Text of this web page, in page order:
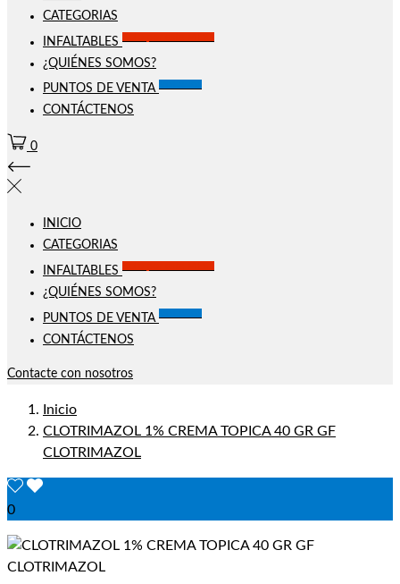
CATEGORIAS
INFALTABLES
¿QUIÉNES SOMOS?
PUNTOS DE VENTA
CONTÁCTENOS
0
INICIO
CATEGORIAS
INFALTABLES
¿QUIÉNES SOMOS?
PUNTOS DE VENTA
CONTÁCTENOS
Contacte con nosotros
Inicio
CLOTRIMAZOL 1% CREMA TOPICA 40 GR GF
CLOTRIMAZOL
0